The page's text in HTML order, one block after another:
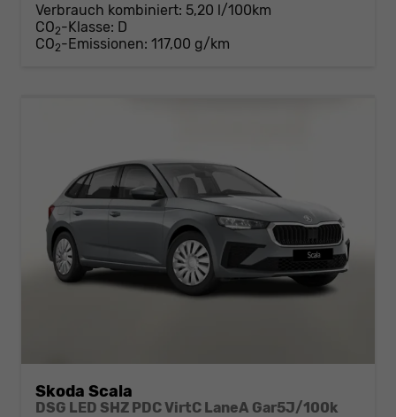
Verbrauch kombiniert: 5,20 l/100km
CO2-Klasse: D
CO2-Emissionen: 117,00 g/km
Skoda Scala
DSG LED SHZ PDC VirtC LaneA Gar5J/100k